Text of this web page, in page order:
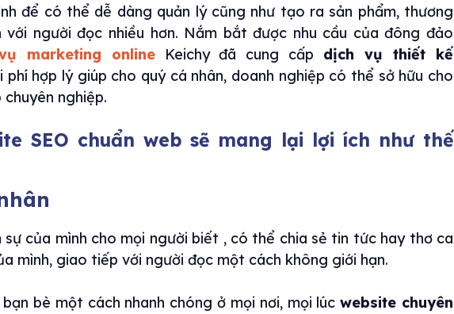
để có thể dễ dàng quản lý cũng như tạo ra sản phẩm, thương
với người đọc nhiều hơn. Nắm bắt được nhu cầu của đông đảo
marketing onlineKeichy đã cung cấp dịch vụ thiết kế
phí hợp lý giúp cho quý cá nhân, doanh nghiệp có thể sở hữu cho
nghiệp.
SEO chuẩn web sẽ mang lại lợi ích như thế
của mình cho mọi người biết , có thể chia sẻ tin tức hay thơ ca
mình, giao tiếp với người đọc một cách không giới hạn.
bè một cách nhanh chóng ở mọi nơi, mọi lúcwebsite chuyên